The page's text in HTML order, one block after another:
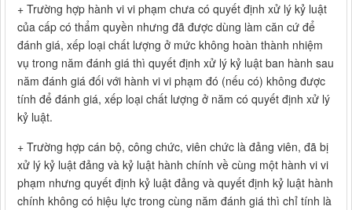
+ Trường hợp hành vi vi phạm chưa có quyết định xử lý kỷ luật
của cấp có thẩm quyền nhưng đã được dùng làm căn cứ để
đánh giá, xếp loại chất lượng ở mức không hoàn thành nhiệm
vụ trong năm đánh giá thì quyết định xử lý kỷ luật ban hành sau
năm đánh giá đối với hành vi vi phạm đó (nếu có) không được
tính để đánh giá, xếp loại chất lượng ở năm có quyết định xử lý
kỷ luật.
+ Trường hợp cán bộ, công chức, viên chức là đảng viên, đã bị
xử lý kỷ luật đảng và kỷ luật hành chính về cùng một hành vi vi
phạm nhưng quyết định kỷ luật đảng và quyết định kỷ luật hành
chính không có hiệu lực trong cùng năm đánh giá thì chỉ tính là